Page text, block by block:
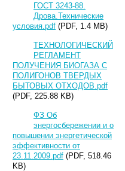
ГОСТ 3243-88.
Дрова.Технические
условия.pdf (PDF, 1.4 MB)
ТЕХНОЛОГИЧЕСКИЙ
РЕГЛАМЕНТ
ПОЛУЧЕНИЯ БИОГАЗА С
ПОЛИГОНОВ ТВЕРДЫХ
БЫТОВЫХ ОТХОДОВ.pdf
(PDF, 225.88 KB)
ФЗ Об
энергосбережении и о
повышении энергетической
эффективности от
23.11.2009.pdf (PDF, 518.46
KB)